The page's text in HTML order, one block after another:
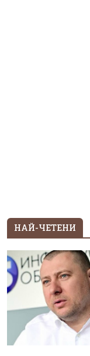
НАЙ-ЧЕТЕНИ